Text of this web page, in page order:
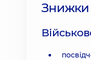
Знижки